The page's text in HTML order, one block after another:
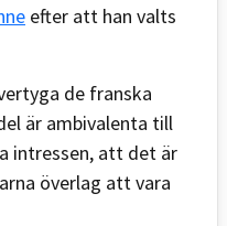
efter att han valts
de franska
är ambivalenta till
intressen, att det är
överlag att vara